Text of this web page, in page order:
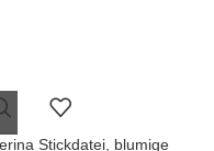
Stickdatei, blumige